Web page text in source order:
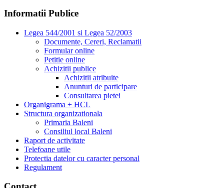
Informatii Publice
Legea 544/2001 si Legea 52/2003
Documente, Cereri, Reclamatii
Formular online
Petitie online
Achizitii publice
Achizitii atribuite
Anunturi de participare
Consultarea pietei
Organigrama + HCL
Structura organizationala
Primaria Baleni
Consiliul local Baleni
Raport de activitate
Telefoane utile
Protectia datelor cu caracter personal
Regulament